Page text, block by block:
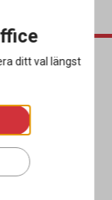
ditt val längst